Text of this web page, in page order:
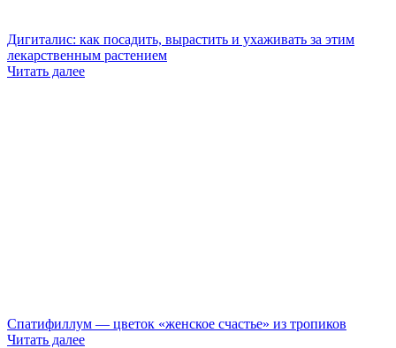
Дигиталис: как посадить, вырастить и ухаживать за этим
лекарственным растением
Читать далее
Спатифиллум — цветок «женское счастье» из тропиков
Читать далее